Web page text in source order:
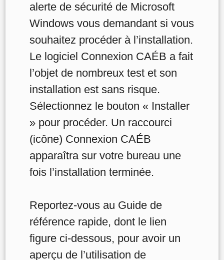
alerte de sécurité de Microsoft
Windows vous demandant si vous
souhaitez procéder à l’installation.
Le logiciel Connexion CAÉB a fait
l’objet de nombreux test et son
installation est sans risque.
Sélectionnez le bouton « Installer
» pour procéder. Un raccourci
(icône) Connexion CAÉB
apparaîtra sur votre bureau une
fois l’installation terminée.
Reportez-vous au Guide de
référence rapide, dont le lien
figure ci-dessous, pour avoir un
aperçu de l’utilisation de